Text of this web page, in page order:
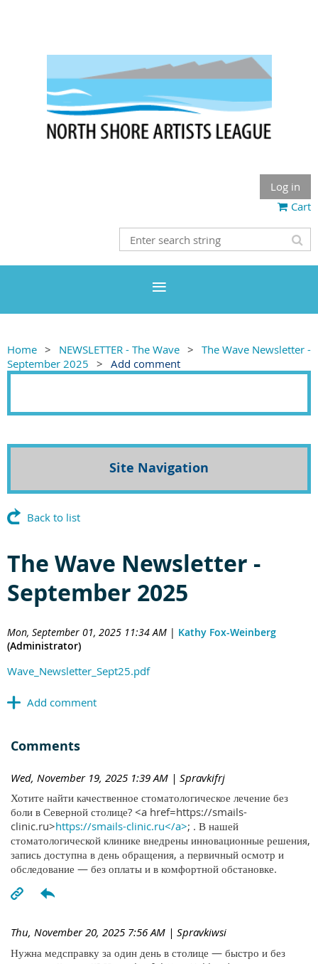
Log in
Cart
Home NEWSLETTER - The Wave
The Wave Newsletter -
September 2025
Add comment
Site Navigation
Back to list
The Wave Newsletter -
September 2025
Mon, September 01, 2025 11:34 AM | Kathy Fox-Weinberg
(Administrator)
Wave_Newsletter_Sept25.pdf
Comments
Wed, November 19, 2025 1:39 AM | Spravkifrj
Хотите найти качественное стоматологическое лечение без
боли в Северной столице? <a href=https://smails-
clinic.ru>https://smails-clinic.ru</a>; . В нашей
стоматологической клинике внедрены инновационные решения,
запись доступна в день обращения, а первичный осмотр и
обследование — без оплаты и в комфортной обстановке.
Thu, November 20, 2025 7:56 AM | Spravkiwsi
Нужна медсправку за один день в столице — быстро и без